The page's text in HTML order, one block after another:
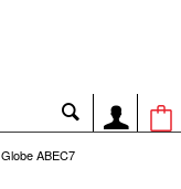
Globe ABEC7